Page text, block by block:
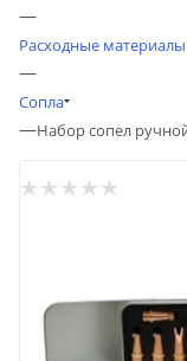
—
Расходные
—
Сопла
—Набор сопел